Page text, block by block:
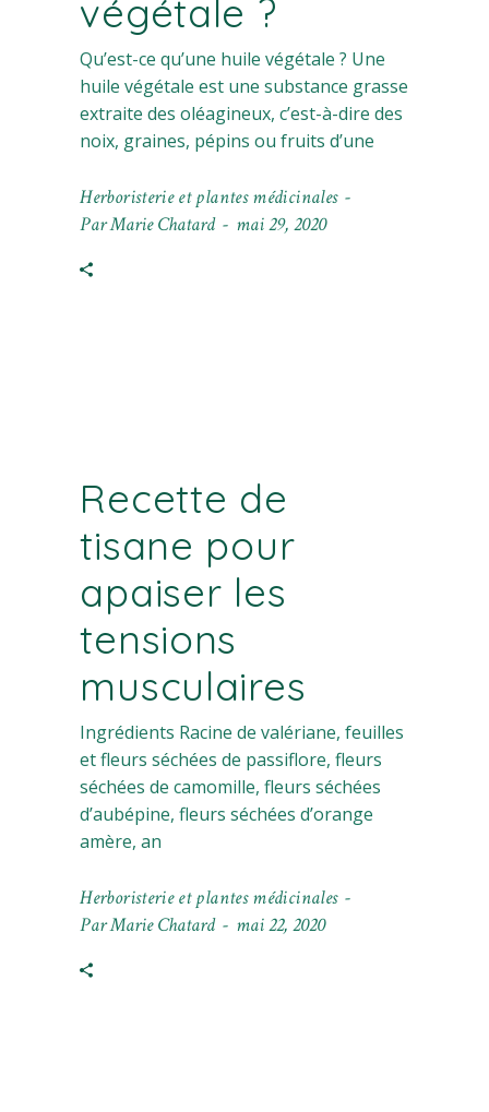
végétale ?
Qu’est-ce qu’une huile végétale ? Une
huile végétale est une substance grasse
extraite des oléagineux, c’est-à-dire des
noix, graines, pépins ou fruits d’une
Herboristerie et plantes médicinales
ParMarie Chatard mai 29, 2020
Recette de
tisane pour
apaiser les
tensions
musculaires
Ingrédients Racine de valériane, feuilles
et fleurs séchées de passiflore, fleurs
séchées de camomille, fleurs séchées
d’aubépine, fleurs séchées d’orange
amère, an
Herboristerie et plantes médicinales
ParMarie Chatard mai 22, 2020